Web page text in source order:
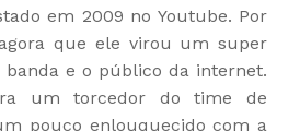
em 2009 no Youtube. Por
que ele virou um super
e o público da internet.
um torcedor do time de
pouco enlouquecido com a